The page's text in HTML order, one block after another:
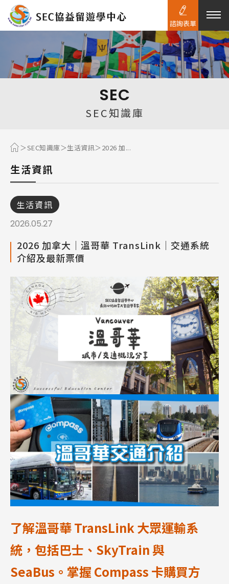
熱門搜尋：
SEC
SEC知識庫
SEC知識庫 生活資訊 2026 加...
生活資訊
生活資訊
2026.05.27
2026 加拿大｜溫哥華 TransLink｜交通系統
介紹及最新票價
了解溫哥華 TransLink 大眾運輸系
統，包括巴士、SkyTrain 與
SeaBus。掌握 Compass 卡購買方
諮詢表單